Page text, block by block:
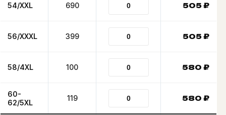
54/XXL 690 505₽
56/XXXL 399 505₽
58/4XL 100 580 ₽
60-
62/5XL
119 580 ₽